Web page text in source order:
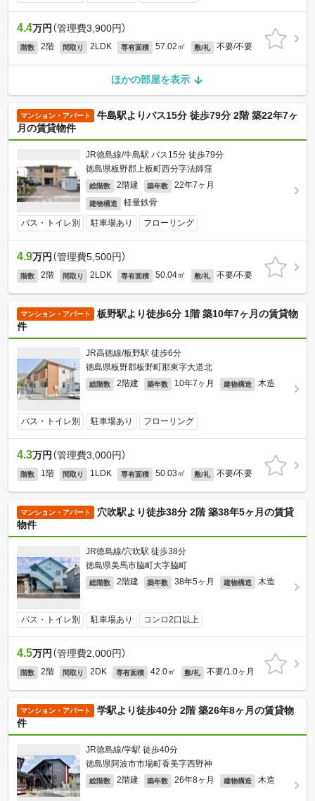
4.4万円 （管理費3,900円）
階数 2階 間取り 2LDK 専有面積 57.02㎡ 敷/礼 不要/不要
ほかの部屋を表示
マンション・アパート
牛島駅よりバス15分 徒歩79分 2階 築22年7ヶ
月の賃貸物件
JR徳島線/牛島駅 バス15分 徒歩79分
徳島県板野郡上板町西分字法師窪
総階数 2階建 築年数 22年7ヶ月
建物構造 軽量鉄骨
バス・トイレ別 駐車場あり フローリング
4.9万円 （管理費5,500円）
階数 2階 間取り 2LDK 専有面積 50.04㎡ 敷/礼 不要/不要
マンション・アパート
板野駅より徒歩6分 1階 築10年7ヶ月の賃貸物
件
JR高徳線/板野駅 徒歩6分
徳島県板野郡板野町那東字大道北
総階数 2階建 築年数 10年7ヶ月 建物構造 木造
バス・トイレ別 駐車場あり フローリング
4.3万円 （管理費3,000円）
階数 1階 間取り 1LDK 専有面積 50.03㎡ 敷/礼 不要/不要
マンション・アパート
穴吹駅より徒歩38分 2階 築38年5ヶ月の賃貸
物件
JR徳島線/穴吹駅 徒歩38分
徳島県美馬市脇町大字脇町
総階数 2階建 築年数 38年5ヶ月 建物構造 木造
バス・トイレ別 駐車場あり コンロ2口以上
4.5万円 （管理費2,000円）
階数 2階 間取り 2DK 専有面積 42.0㎡ 敷/礼 不要/1.0ヶ月
マンション・アパート
学駅より徒歩40分 2階 築26年8ヶ月の賃貸物
件
JR徳島線/学駅 徒歩40分
徳島県阿波市市場町香美字西野神
総階数 2階建 築年数 26年8ヶ月 建物構造 木造